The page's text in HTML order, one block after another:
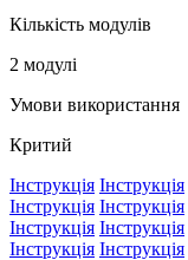
Кількість модулів
2 модулі
Умови використання
Критий
Інструкція Інструкція
Інструкція Інструкція
Інструкція Інструкція
Інструкція Інструкція